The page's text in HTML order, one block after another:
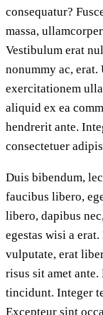
consequatur?
massa,
Vestibulum erat
nonummy ac,
exercitationem
aliquid ex ea
hendrerit ante.
consectetuer
Duis bibendum,
faucibus libero,
libero, dapibus
egestas wisi a
vulputate, erat
risus sit amet
tincidunt. Integer
Excepteur sint